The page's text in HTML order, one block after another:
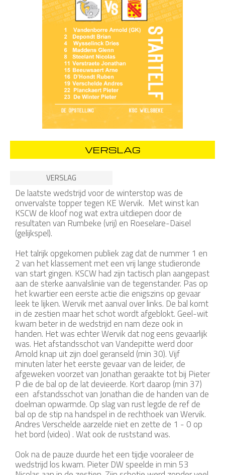
VERSLAG
VERSLAG
De laatste wedstrijd voor de winterstop was de
onvervalste topper tegen KE Wervik. Met winst kan
KSCW de kloof nog wat extra uitdiepen door de
resultaten van Rumbeke (vrij) en Roeselare-Daisel
(gelijkspel).
Het talrijk opgekomen publiek zag dat de nummer 1 en
2 van het klassement met een vrij lange studieronde
van start gingen. KSCW had zijn tactisch plan aangepast
aan de sterke aanvalslinie van de tegenstander. Pas op
het kwartier een eerste actie die enigszins op gevaar
leek te lijken. Wervik met aanval over links. De bal komt
in de zestien maar het schot wordt afgeblokt. Geel-wit
kwam beter in de wedstrijd en nam deze ook in
handen. Het was echter Wervik dat nog eens gevaarlijk
was. Het afstandsschot van Vandepitte werd door
Arnold knap uit zijn doel geranseld (min 30). Vijf
minuten later het eerste gevaar van de leider, de
afgeweken voorzet van Jonathan geraakte tot bij Pieter
P die de bal op de lat devieerde. Kort daarop (min 37)
een afstandsschot van Jonathan die de handen van de
doelman opwarmde. Op slag van rust legde de ref de
bal op de stip na handspel in de rechthoek van Wervik.
Andres Verschelde aarzelde niet en zette de 1 - 0 op
het bord (video) . Wat ook de ruststand was.
Ook na de pauze duurde het een tijdje vooraleer de
wedstrijd los kwam. Pieter DW speelde in min 53